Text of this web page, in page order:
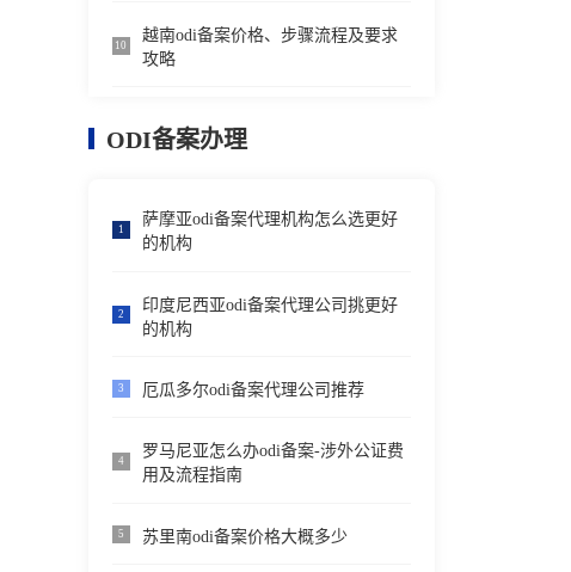
10
越南odi备案价格、步骤流程及要求
攻略
ODI备案办理
1
萨摩亚odi备案代理机构怎么选更好
的机构
2
印度尼西亚odi备案代理公司挑更好
的机构
3 厄瓜多尔odi备案代理公司推荐
4
罗马尼亚怎么办odi备案-涉外公证费
用及流程指南
5 苏里南odi备案价格大概多少